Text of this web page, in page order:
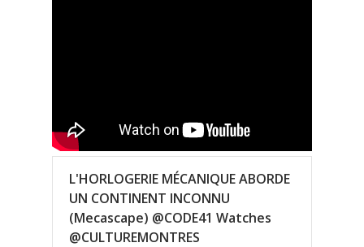
L'HORLOGERIE MÉCANIQUE ABORDE
UN CONTINENT INCONNU
(Mecascape) @CODE41 Watches
@CULTUREMONTRES